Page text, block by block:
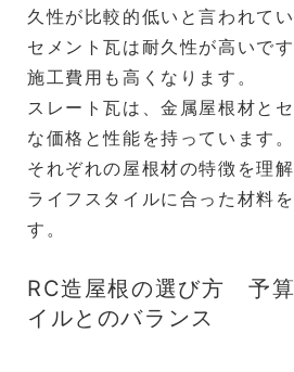
久性が比較的低いと言われてい
セメント瓦は耐久性が高いで
施工費用も高くなります。
スレート瓦は、金属屋根材と
な価格と性能を持っています。
それぞれの屋根材の特徴を理
ライフスタイルに合った材料
す。
RC造屋根の選び方 予
イルとのバランス